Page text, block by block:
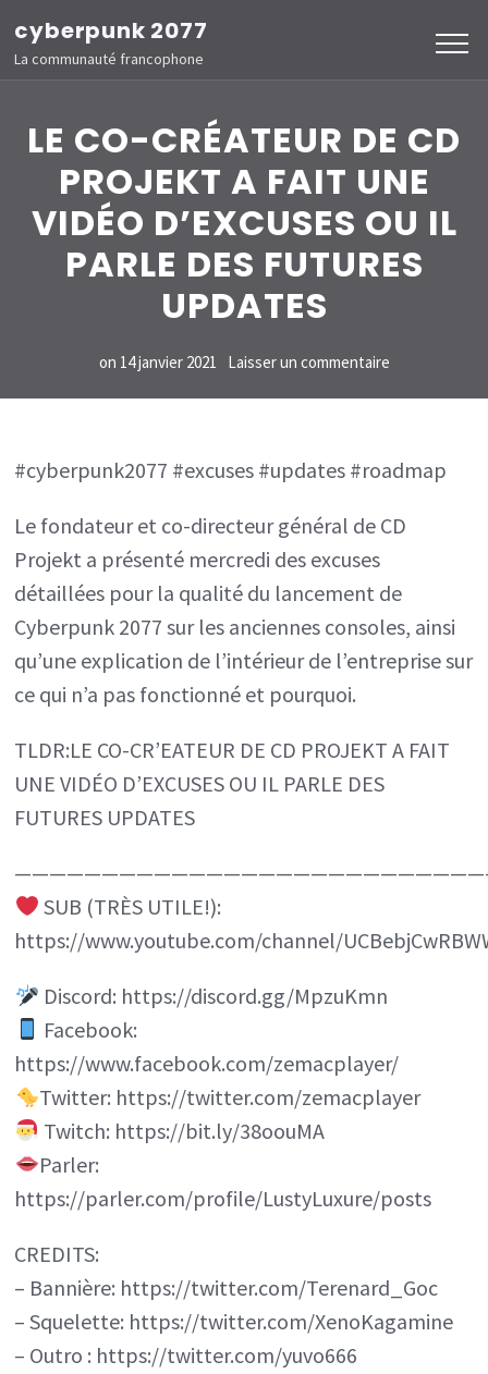
au
contenu
Entrée)
cyberpunk 2077
La communauté francophone
LE CO-CRÉATEUR DE CD
PROJEKT A FAIT UNE
VIDÉO D’EXCUSES OU IL
PARLE DES FUTURES
UPDATES
on 14 janvier 2021 Laisser un commentairesur
LE
CRÉATEUR
CD
A
FAIT
UNE
D’EXCUSES
DES
UPDATES
#cyberpunk2077 #excuses #updates #roadmap
Le fondateur et co-directeur général de CD
Projekt a présenté mercredi des excuses
détaillées pour la qualité du lancement de
Cyberpunk 2077 sur les anciennes consoles, ainsi
qu’une explication de l’intérieur de l’entreprise sur
ce qui n’a pas fonctionné et pourquoi.
TLDR:LE CO-CR’EATEUR DE CD PROJEKT A FAIT
UNE VIDÉO D’EXCUSES OU IL PARLE DES
FUTURES UPDATES
SUB (TRÈS UTILE!):
https://www.youtube.com/channel/
Discord: https://discord.gg/MpzuKmn
Facebook:
https://www.facebook.com/zemacplayer/
Twitter: https://twitter.com/zemacplayer
Twitch: https://bit.ly/38oouMA
Parler:
https://parler.com/profile/LustyLuxure/posts
CREDITS:
– Bannière: https://twitter.com/Terenard_Goc
– Squelette: https://twitter.com/XenoKagamine
– Outro : https://twitter.com/yuvo666